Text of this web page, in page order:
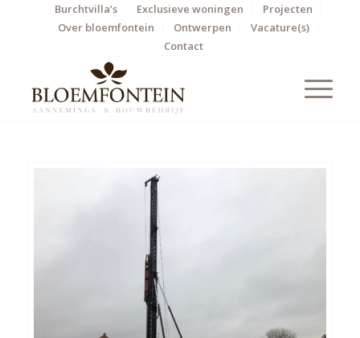
Burchtvilla’s Exclusieve woningen
Projecten
Over bloemfontein
Ontwerpen
Vacature(s)
Contact